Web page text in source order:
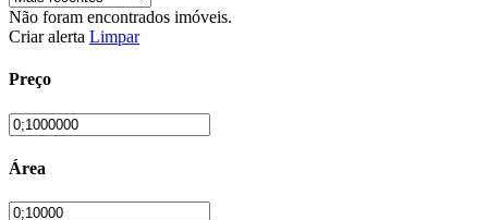
Não foram encontrados imóveis.
Criar alerta Limpar
Preço
Área